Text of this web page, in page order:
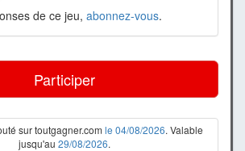
de ce jeu, abonnez-vous.
Participer
sur toutgagner.com le 04/08/2026. Valable
jusqu'au 29/08/2026.